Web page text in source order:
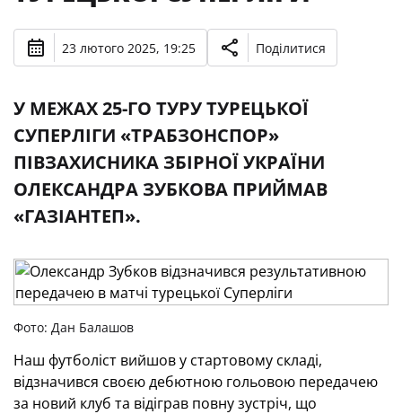
23 лютого 2025, 19:25 Поділитися
У МЕЖАХ 25-ГО ТУРУ ТУРЕЦЬКОЇ
СУПЕРЛІГИ «ТРАБЗОНСПОР»
ПІВЗАХИСНИКА ЗБІРНОЇ УКРАЇНИ
ОЛЕКСАНДРА ЗУБКОВА ПРИЙМАВ
«ГАЗІАНТЕП».
Фото: Дан Балашов
Наш футболіст вийшов у стартовому складі,
відзначився своєю дебютною гольовою передачею
за новий клуб та відіграв повну зустріч, що